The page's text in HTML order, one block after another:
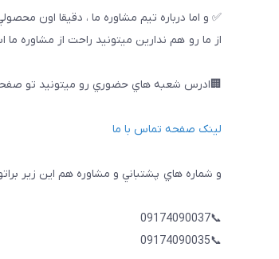
✅ و اما درباره تيم مشاوره ما ، دقيقا اون
از ما رو هم ندارين ميتونيد راحت از مشاوره
🏢ادرس شعبه هاي حضوري رو ميتونيد تو
لینک صفحه تماس با ما
و شماره هاي پشتباني و مشاوره هم اين زير
📞09174090037
📞09174090035